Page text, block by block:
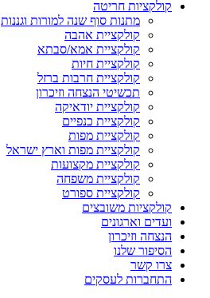
קולקציות חריטה
מתנות סוף שנה למורות וגננות
קולקציית אהבה
קולקציית אמא/סבתא
קולקציית חיות
קולקציית חרבות ברזל
תכשיטי הנצחה וזיכרון
קולקציית יודאיקה
קולקציית כנפיים
קולקציית מפות
קולקציית מפות וארץ ישראל
קולקציית מקצועות
קולקציית משפחה
קולקציית ספורט
קולקציות משובצים
ועדים וארגונים
הנצחה וזיכרון
הסיפור שלנו
צרו קשר
התחברות לעסקים